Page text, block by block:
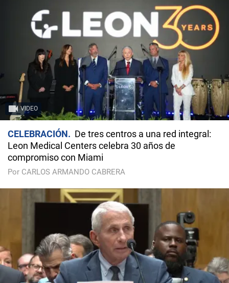
VIDEO
CELEBRACIÓN
De tres centros a una red integral:
Leon Medical Centers celebra 30 años de
compromiso con Miami
Por CARLOS ARMANDO CABRERA